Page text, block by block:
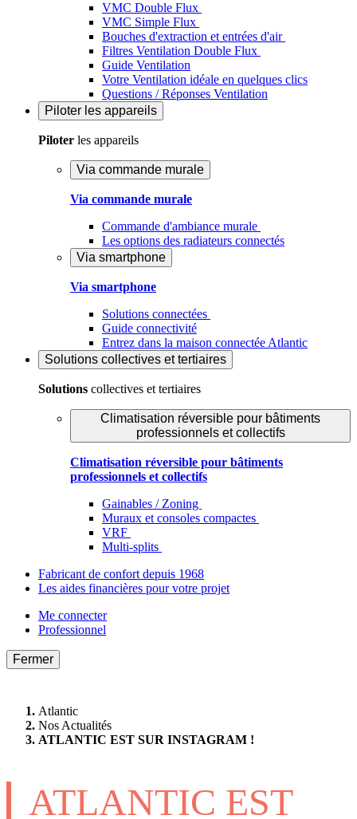
VMC Double Flux
VMC Simple Flux
Bouches d'extraction et entrées d'air
Filtres Ventilation Double Flux
Guide Ventilation
Votre Ventilation idéale en quelques clics
Questions / Réponses Ventilation
Piloter les appareils
Piloter les appareils
Via commande murale
Via commande murale
Commande d'ambiance murale
Les options des radiateurs connectés
Via smartphone
Via smartphone
Solutions connectées
Guide connectivité
Entrez dans la maison connectée Atlantic
Solutions collectives et tertiaires
Solutions collectives et tertiaires
Climatisation réversible pour bâtiments
professionnels et collectifs
Climatisation réversible pour bâtiments
professionnels et collectifs
Gainables / Zoning
Muraux et consoles compactes
VRF
Multi-splits
Fabricant de confort depuis 1968
Les aides financières pour votre projet
Me connecter
Professionnel
Fermer
Atlantic
Nos Actualités
ATLANTIC EST SUR INSTAGRAM !
ATLANTIC EST